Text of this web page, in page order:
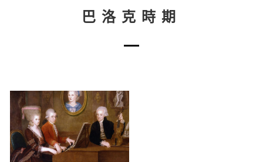
巴洛克時期